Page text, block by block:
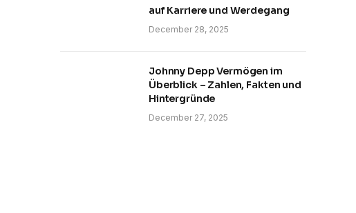
auf Karriere und Werdegang
December 28, 2025
Johnny Depp Vermögen im
Überblick – Zahlen, Fakten und
Hintergründe
December 27, 2025